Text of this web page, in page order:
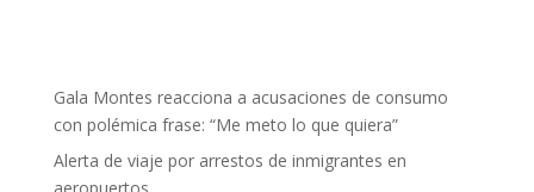
Gala Montes reacciona a acusaciones de consumo
con polémica frase: “Me meto lo que quiera”
Alerta de viaje por arrestos de inmigrantes en